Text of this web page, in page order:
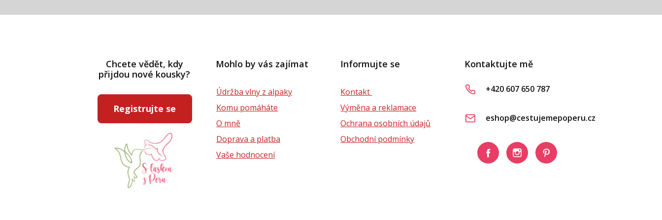
Chcete vědět, kdy
přijdou nové kousky?
Registrujte se
Mohlo by vás zajímat
Údržba vlny z alpaky
Komu pomáháte
O mně
Doprava a platba
Vaše hodnocení
Informujte se
Kontakt
Výměna a reklamace
Ochrana osobních údajů
Obchodní podmínky
Kontaktujte mě
+420 607 650 787
eshop@cestujemepoperu.cz